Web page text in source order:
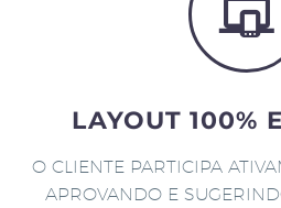
LAYOUT 100%
O CLIENTE PARTICIPA
APROVANDO E